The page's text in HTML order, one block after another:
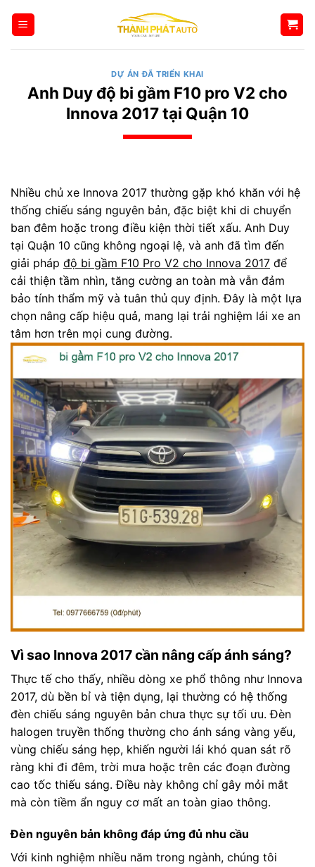
qua
DỰ ÁN ĐÃ TRIỂN KHAI
Anh Duy độ bi gầm F10 pro V2 cho
Innova 2017 tại Quận 10
Nhiều chủ xe Innova 2017 thường gặp khó khăn với hệ
thống chiếu sáng nguyên bản, đặc biệt khi di chuyển
ban đêm hoặc trong điều kiện thời tiết xấu. Anh Duy
tại Quận 10 cũng không ngoại lệ, và anh đã tìm đến
giải pháp độ bi gầm F10 Pro V2 cho Innova 2017 để
cải thiện tầm nhìn, tăng cường an toàn mà vẫn đảm
bảo tính thẩm mỹ và tuân thủ quy định. Đây là một lựa
chọn nâng cấp hiệu quả, mang lại trải nghiệm lái xe an
tâm hơn trên mọi cung đường.
Vì sao Innova 2017 cần nâng cấp ánh sáng?
Thực tế cho thấy, nhiều dòng xe phổ thông như Innova
2017, dù bền bỉ và tiện dụng, lại thường có hệ thống
đèn chiếu sáng nguyên bản chưa thực sự tối ưu. Đèn
halogen truyền thống thường cho ánh sáng vàng yếu,
vùng chiếu sáng hẹp, khiến người lái khó quan sát rõ
ràng khi đi đêm, trời mưa hoặc trên các đoạn đường
cao tốc thiếu sáng. Điều này không chỉ gây mỏi mắt
mà còn tiềm ẩn nguy cơ mất an toàn giao thông.
Đèn nguyên bản không đáp ứng đủ nhu cầu
Với kinh nghiệm nhiều năm trong ngành, chúng tôi